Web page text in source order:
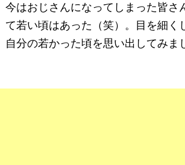
今はおじさんになってしまった皆さ
て若い頃はあった（笑）。目を細く
自分の若かった頃を思い出してみま